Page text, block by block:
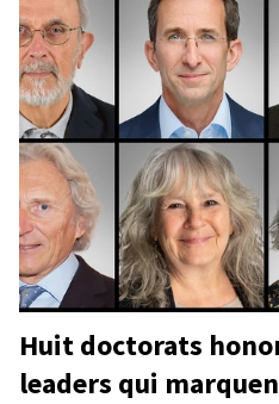
Huit doctorats
leaders qui